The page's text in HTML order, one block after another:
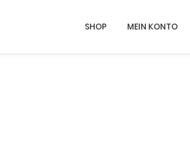
SHOP MEIN KONTO